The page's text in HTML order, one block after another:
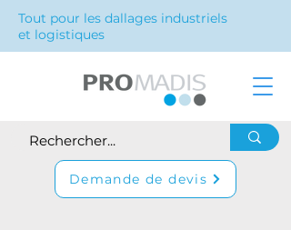
Tout pour les dallages industriels
et logistiques
Demande de devis